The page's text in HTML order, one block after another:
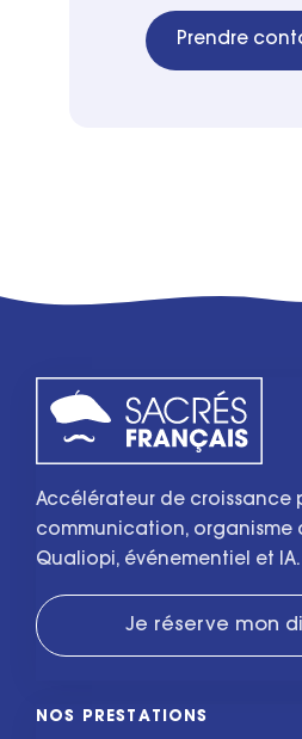
Prendre
Accélérateur de croissance
communication, organisme
Qualiopi, événementiel et IA.
Je réserve mon
NOS PRESTATIONS